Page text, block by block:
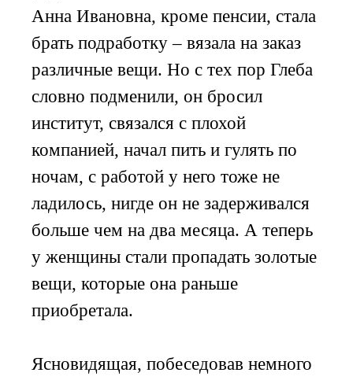
Анна Ивановна, кроме пенсии, стала
брать подработку – вязала на заказ
различные вещи. Но с тех пор Глеба
словно подменили, он бросил
институт, связался с плохой
компанией, начал пить и гулять по
ночам, с работой у него тоже не
ладилось, нигде он не задерживался
больше чем на два месяца. А теперь
у женщины стали пропадать золотые
вещи, которые она раньше
приобретала.
Ясновидящая, побеседовав немного